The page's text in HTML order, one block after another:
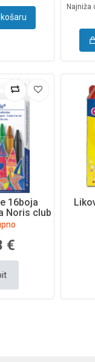
Najniža
16boja
Noris club
€